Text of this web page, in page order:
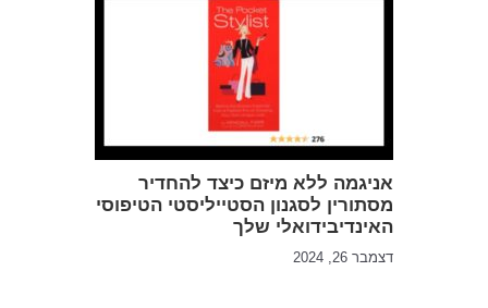
אניגמה ללא מיזם כיצד להחדיר
מסתורין לסגנון הסטייליסטי הטיפוסי
האינדיבידואלי שלך
דצמבר 26, 2024